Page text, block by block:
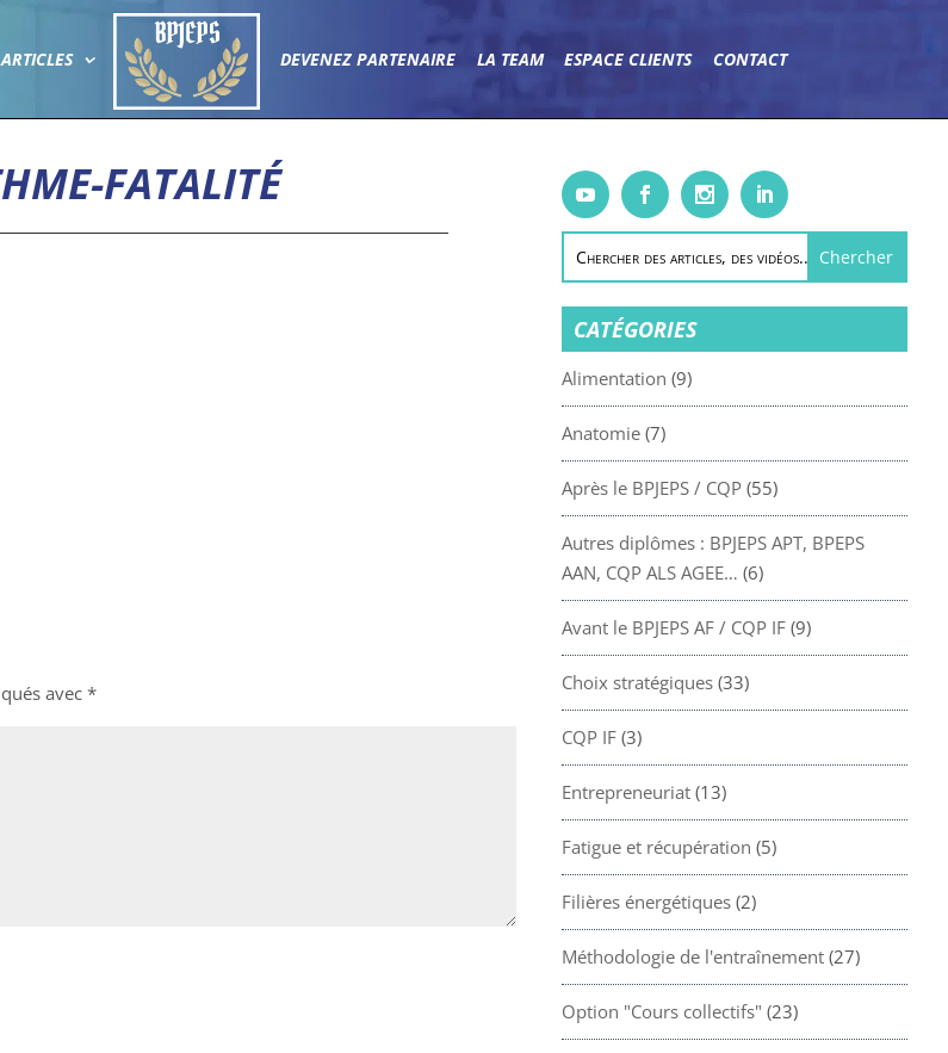
ARTICLES DEVENEZ PARTENAIRE LA TEAM ESPACE CLIENTS CONTACT
FATALITÉ
avec *
CATÉGORIES
Alimentation (9)
Anatomie(7)
Après le BPJEPS / CQP(55)
Autres diplômes : BPJEPS APT, BPEPS
AAN, CQP ALS AGEE… (6)
Avant le BPJEPS AF / CQP IF(9)
Choix stratégiques(33)
CQP IF(3)
Entrepreneuriat(13)
Fatigue et récupération (5)
Filières énergétiques(2)
Méthodologie de l'entraînement(27)
Option "Cours collectifs" (23)